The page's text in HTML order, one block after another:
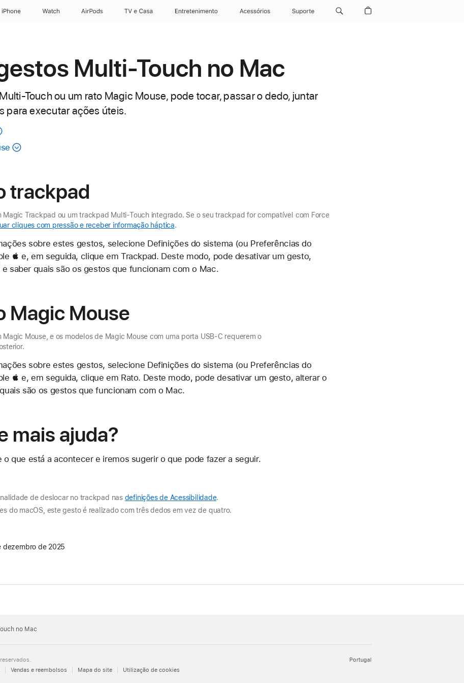
iPhone Watch AirPods TV e Casa Entretenimento Acessórios Suporte
Multi-Touch no Mac
Touch ou um rato Magic Mouse, pode tocar, passar o dedo, juntar
para executar ações úteis.
trackpad
Magic Trackpad ou um trackpad Multi-Touch integrado. Se o seu trackpad for compatível com Force
cliques com pressão e receber informação háptica.
sobre estes gestos, selecione Definições do sistema (ou Preferências do
 e, em seguida, clique em Trackpad. Deste modo, pode desativar um gesto,
saber quais são os gestos que funcionam com o Mac.
Magic Mouse
Magic Mouse, e os modelos de Magic Mouse com uma porta USB-C requerem o
sobre estes gestos, selecione Definições do sistema (ou Preferências do
 e, em seguida, clique em Rato. Deste modo, pode desativar um gesto, alterar o
são os gestos que funcionam com o Mac.
mais ajuda?
o que está a acontecer e iremos sugerir o que pode fazer a seguir.
de deslocar no trackpad nas definições de Acessibilidade.
do macOS, este gesto é realizado com três dedos em vez de quatro.
dezembro de 2025
no Mac
Portugal
Vendas e reembolsos Mapa do site Utilização de cookies